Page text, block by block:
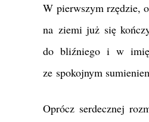
W pierwszym rzędzie,
na ziemi już się
do bliźniego i w imię
ze spokojnym
Oprócz serdecznej